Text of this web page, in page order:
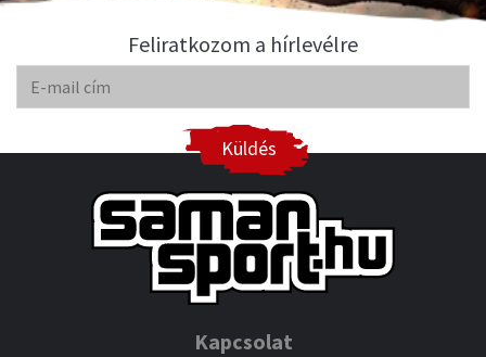
Feliratkozom a hírlevélre
Küldés
Kapcsolat